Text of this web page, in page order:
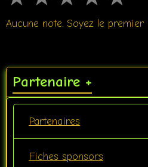
Aucune note. Soyez le
Partenaire +
Partenaires
Fiches sponsors